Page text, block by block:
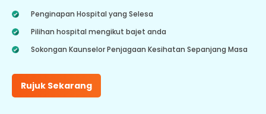
Penginapan Hospital yang Selesa
Pilihan hospital mengikut bajet anda
Sokongan Kaunselor Penjagaan Kesihatan Sepanjang Masa
Rujuk Sekarang